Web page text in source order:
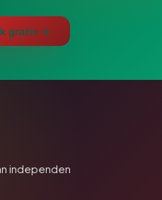
gratis →
independen